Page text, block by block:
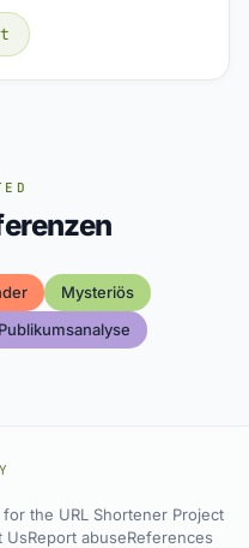
Mysteriös
Publikumsanalyse
the URL Shortener Project
UsReport abuseReferences